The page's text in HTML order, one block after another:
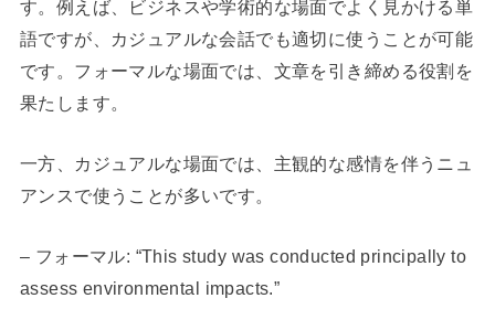
す。例えば、ビジネスや学術的な場面でよく見かける単
語ですが、カジュアルな会話でも適切に使うことが可能
です。フォーマルな場面では、文章を引き締める役割を
果たします。
一方、カジュアルな場面では、主観的な感情を伴うニュ
アンスで使うことが多いです。
– フォーマル: “This study was conducted principally to
assess environmental impacts.”